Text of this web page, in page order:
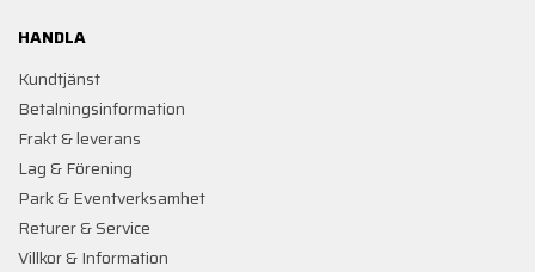
HANDLA
Kundtjänst
Betalningsinformation
Frakt & leverans
Lag & Förening
Park & Eventverksamhet
Returer & Service
Villkor & Information